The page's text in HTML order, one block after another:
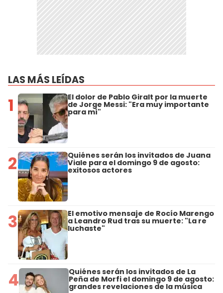
LAS MÁS LEÍDAS
1 El dolor de Pablo Giralt por la muerte
de Jorge Messi: "Era muy importante
para mí"
2 Quiénes serán los invitados de Juana
Viale para el domingo 9 de agosto:
exitosos actores
3 El emotivo mensaje de Rocío Marengo
a Leandro Rud tras su muerte: "La re
luchaste"
4 Quiénes serán los invitados de La
Peña de Morfi el domingo 9 de agosto:
grandes revelaciones de la música